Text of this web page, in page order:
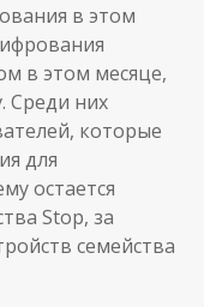
в этом
в этом месяце,
Среди них
которые
для
остается
Stop, за
семейства